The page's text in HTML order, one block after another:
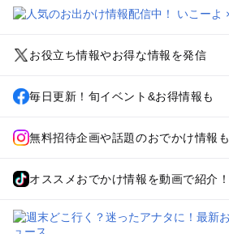
お役立ち情報やお得な情報を発信
毎日更新！旬イベント&お得情報も
無料招待企画や話題のおでかけ情報も
オススメおでかけ情報を動画で紹介！